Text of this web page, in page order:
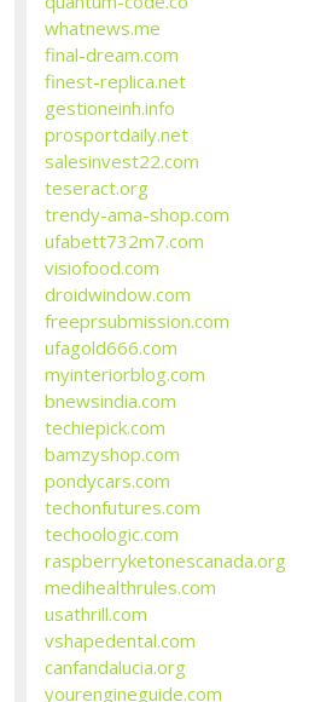
whatnews.me
final-dream.com
finest-replica.net
gestioneinh.info
prosportdaily.net
salesinvest22.com
teseract.org
trendy-ama-shop.com
ufabett732m7.com
visiofood.com
droidwindow.com
freeprsubmission.com
ufagold666.com
myinteriorblog.com
bnewsindia.com
techiepick.com
bamzyshop.com
pondycars.com
techonfutures.com
techoologic.com
raspberryketonescanada.org
medihealthrules.com
usathrill.com
vshapedental.com
canfandalucia.org
yourengineguide.com